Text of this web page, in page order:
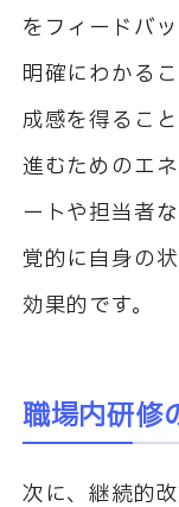
をフィードバ
明確にわかる
成感を得るこ
進むためのエ
ートや担当者
覚的に自身の
効果的です。
職場内研修
次に、継続的